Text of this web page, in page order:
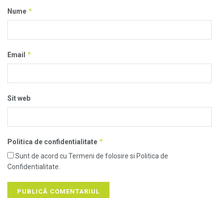
Nume *
Email *
Sit web
Politica de confidentialitate *
Sunt de acord cu Termeni de folosire si Politica de
Confidentialitate.